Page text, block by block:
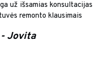
už išsamias konsultacijas
remonto klausimais
Jovita